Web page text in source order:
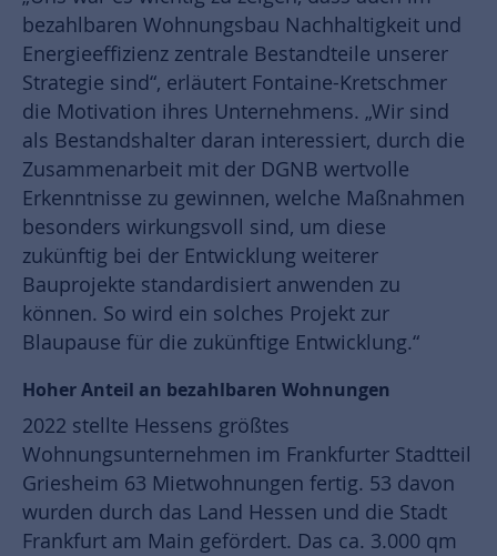
bezahlbaren Wohnungsbau Nachhaltigkeit und
Energieeffizienz zentrale Bestandteile unserer
Strategie sind“, erläutert Fontaine-Kretschmer
die Motivation ihres Unternehmens. „Wir sind
als Bestandshalter daran interessiert, durch die
Zusammenarbeit mit der DGNB wertvolle
Erkenntnisse zu gewinnen, welche Maßnahmen
besonders wirkungsvoll sind, um diese
zukünftig bei der Entwicklung weiterer
Bauprojekte standardisiert anwenden zu
können. So wird ein solches Projekt zur
Blaupause für die zukünftige Entwicklung.“
Hoher Anteil an bezahlbaren Wohnungen
2022 stellte Hessens größtes
Wohnungsunternehmen im Frankfurter Stadtteil
Griesheim 63 Mietwohnungen fertig. 53 davon
wurden durch das Land Hessen und die Stadt
Frankfurt am Main gefördert. Das ca. 3.000 qm